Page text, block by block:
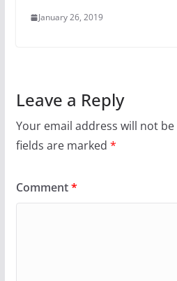
January 26, 2019
Leave a Reply
Your email address will not
fields are marked *
Comment*